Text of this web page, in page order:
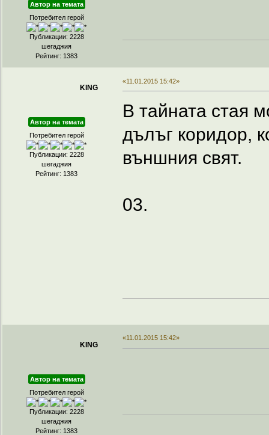
Автор на темата
Потребител герой
Публикации: 2228
шегаджия
Рейтинг: 1383
KING
Автор на темата
Потребител герой
Публикации: 2228
шегаджия
Рейтинг: 1383
«11.01.2015 15:42»
В тайната стая
дълъг коридор,
външния свят.
03.
KING
Автор на темата
Потребител герой
Публикации: 2228
шегаджия
Рейтинг: 1383
«11.01.2015 15:42»